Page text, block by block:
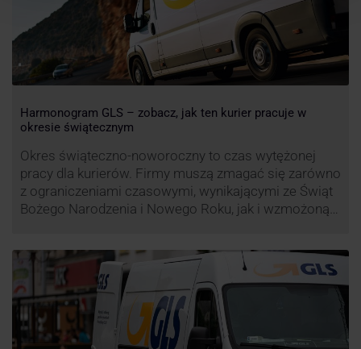
Harmonogram GLS – zobacz, jak ten kurier pracuje w
okresie świątecznym
Okres świąteczno-noworoczny to czas wytężonej
pracy dla kurierów. Firmy muszą zmagać się zarówno
z ograniczeniami czasowymi, wynikającymi ze Świąt
Bożego Narodzenia i Nowego Roku, jak i wzmożoną
firm. Zobacz harmonogram GLS na czas świąteczny!